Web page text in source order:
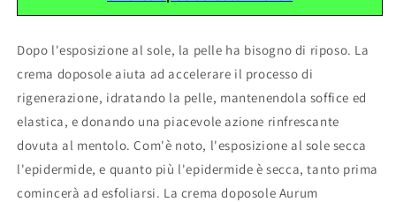
Dopo l'esposizione al sole, la pelle ha bisogno di riposo. La
crema doposole aiuta ad accelerare il processo di
rigenerazione, idratando la pelle, mantenendola soffice ed
elastica, e donando una piacevole azione rinfrescante
dovuta al mentolo. Com'è noto, l'esposizione al sole secca
l'epidermide, e quanto più l'epidermide è secca, tanto prima
comincerà ad esfoliarsi. La crema doposole Aurum